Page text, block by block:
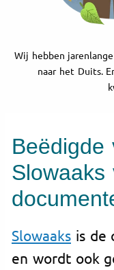
Wij hebben
naar het Duits.
Beëdigde
Slowaaks
Slowaaks is de
en wordt ook